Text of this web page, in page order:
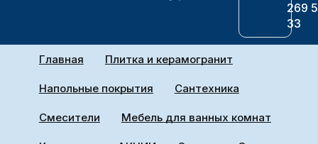
269
33
Главная Плитка и керамогранит
Напольные покрытия Сантехника
Смесители Мебель для ванных комнат